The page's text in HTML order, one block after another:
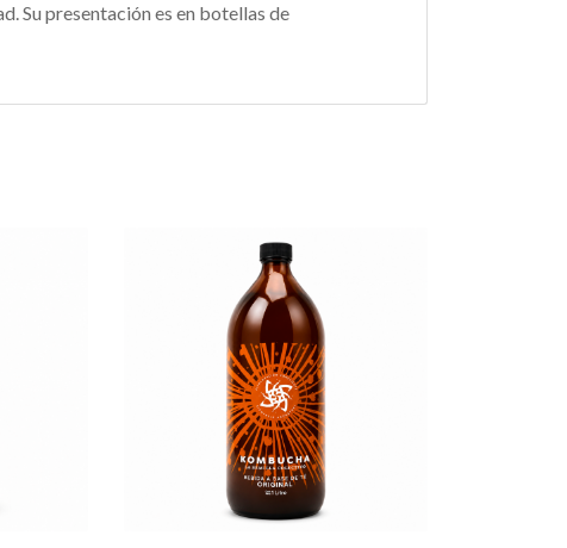
Su presentación es en botellas de